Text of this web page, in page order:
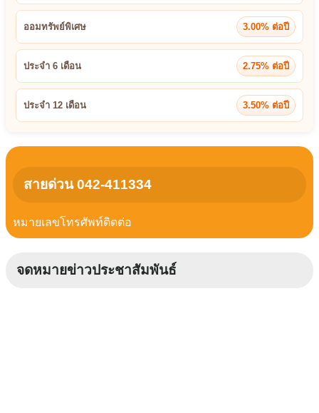
ออมทรัพย์พิเศษ 3.00% ต่อปี
ประจำ 6 เดือน 2.75% ต่อปี
ประจำ 12 เดือน 3.50% ต่อปี
สายด่วน 042-411334
หมายเลขโทรศัพท์ติดต่อ
จดหมายข่าวประชาสัมพันธ์